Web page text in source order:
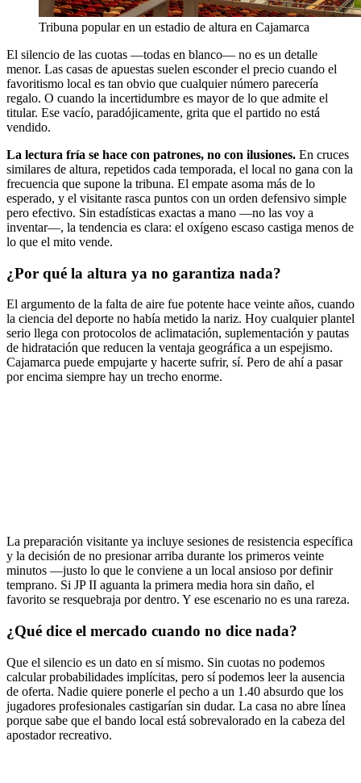
Tribuna popular en un estadio de altura en Cajamarca
El silencio de las cuotas —todas en blanco— no es un detalle
menor. Las casas de apuestas suelen esconder el precio cuando el
favoritismo local es tan obvio que cualquier número parecería
regalo. O cuando la incertidumbre es mayor de lo que admite el
titular. Ese vacío, paradójicamente, grita que el partido no está
vendido.
La lectura fría se hace con patrones, no con ilusiones. En cruces
similares de altura, repetidos cada temporada, el local no gana con la
frecuencia que supone la tribuna. El empate asoma más de lo
esperado, y el visitante rasca puntos con un orden defensivo simple
pero efectivo. Sin estadísticas exactas a mano —no las voy a
inventar—, la tendencia es clara: el oxígeno escaso castiga menos de
lo que el mito vende.
¿Por qué la altura ya no garantiza nada?
El argumento de la falta de aire fue potente hace veinte años, cuando
la ciencia del deporte no había metido la nariz. Hoy cualquier plantel
serio llega con protocolos de aclimatación, suplementación y pautas
de hidratación que reducen la ventaja geográfica a un espejismo.
Cajamarca puede empujarte y hacerte sufrir, sí. Pero de ahí a pasar
por encima siempre hay un trecho enorme.
La preparación visitante ya incluye sesiones de resistencia específica
y la decisión de no presionar arriba durante los primeros veinte
minutos —justo lo que le conviene a un local ansioso por definir
temprano. Si JP II aguanta la primera media hora sin daño, el
favorito se resquebraja por dentro. Y ese escenario no es una rareza.
¿Qué dice el mercado cuando no dice nada?
Que el silencio es un dato en sí mismo. Sin cuotas no podemos
calcular probabilidades implícitas, pero sí podemos leer la ausencia
de oferta. Nadie quiere ponerle el pecho a un 1.40 absurdo que los
jugadores profesionales castigarían sin dudar. La casa no abre línea
porque sabe que el bando local está sobrevalorado en la cabeza del
apostador recreativo.